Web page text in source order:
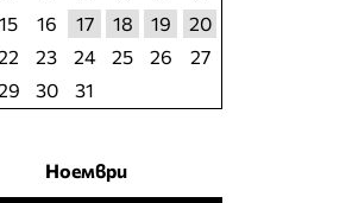
15 16 17 18 19
20
23 24 25 26
27
30 31
Ноември